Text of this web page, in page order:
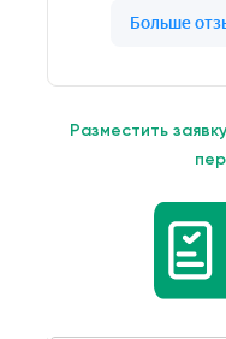
Разместить